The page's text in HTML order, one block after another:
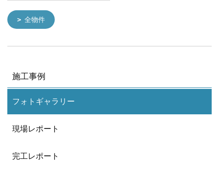
全物件
施工事例
フォトギャラリー
現場レポート
完工レポート